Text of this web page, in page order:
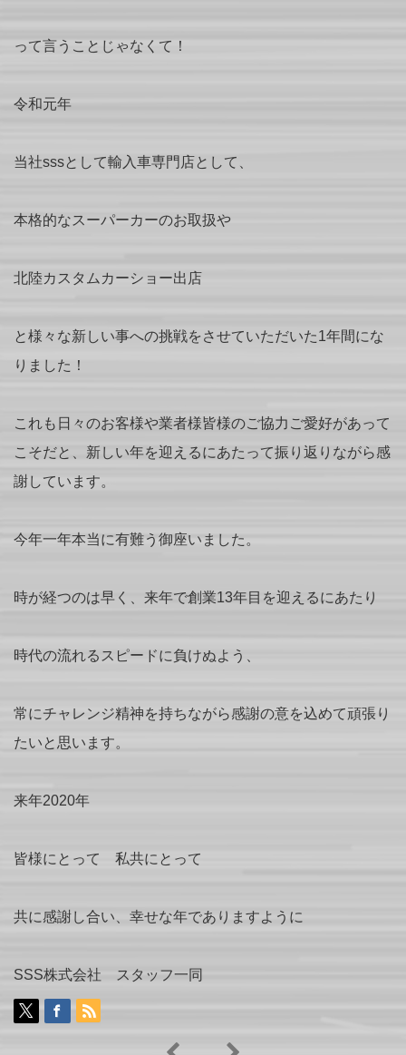
って言うことじゃなくて！
令和元年
当社sssとして輸入車専門店として、
本格的なスーパーカーのお取扱や
北陸カスタムカーショー出店
と様々な新しい事への挑戦をさせていただいた1年間にな
りました！
これも日々のお客様や業者様皆様のご協力ご愛好があって
こそだと、新しい年を迎えるにあたって振り返りながら感
謝しています。
今年一年本当に有難う御座いました。
時が経つのは早く、来年で創業13年目を迎えるにあたり
時代の流れるスピードに負けぬよう、
常にチャレンジ精神を持ちながら感謝の意を込めて頑張り
たいと思います。
来年2020年
皆様にとって 私共にとって
共に感謝し合い、幸せな年でありますように
SSS株式会社 スタッフ一同